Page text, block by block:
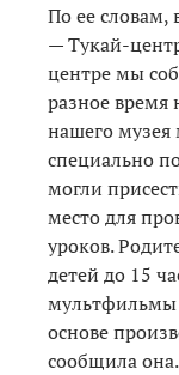
По ее словам,
— Тукай-
центре мы
разное время
нашего музея
специально
могли
место для
уроков.
детей до 15
мультфильмы
основе
сообщила она.